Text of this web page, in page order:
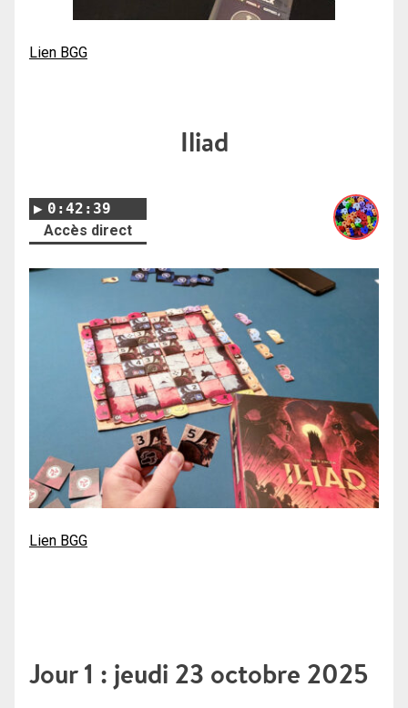
Lien BGG
Iliad
0:42:39
Accès direct
Lien BGG
Jour 1 : jeudi 23 octobre 2025